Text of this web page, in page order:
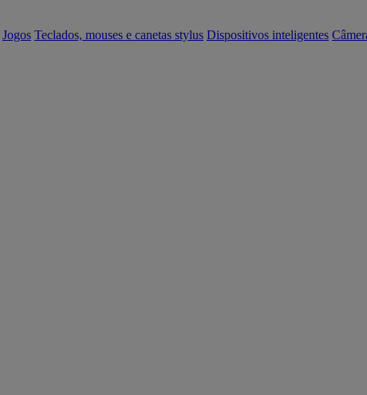
Jogos Teclados, mouses e canetas stylus Dispositivos inteligentes